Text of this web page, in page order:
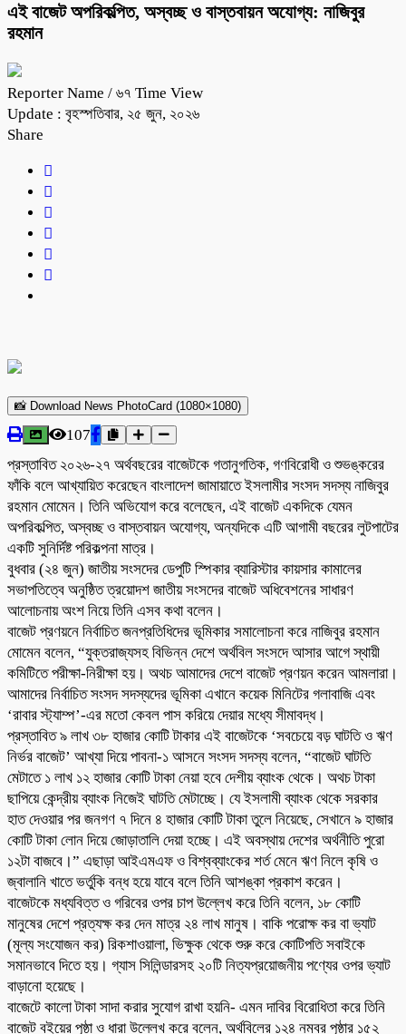
এই বাজেট অপরিকল্পিত, অস্বচ্ছ ও বাস্তবায়ন অযোগ্য: নাজিবুর
রহমান
Reporter Name / ৬৭ Time View
Update : বৃহস্পতিবার, ২৫ জুন, ২০২৬
Share
📸 Download News PhotoCard (1080×1080)
107
প্রস্তাবিত ২০২৬-২৭ অর্থবছরের বাজেটকে গতানুগতিক, গণবিরোধী ও শুভঙ্করের
ফাঁকি বলে আখ্যায়িত করেছেন বাংলাদেশ জামায়াতে ইসলামীর সংসদ সদস্য নাজিবুর
রহমান মোমেন। তিনি অভিযোগ করে বলেছেন, এই বাজেট একদিকে যেমন
অপরিকল্পিত, অস্বচ্ছ ও বাস্তবায়ন অযোগ্য, অন্যদিকে এটি আগামী বছরের লুটপাটের
একটি সুনির্দিষ্ট পরিকল্পনা মাত্র।
বুধবার (২৪ জুন) জাতীয় সংসদের ডেপুটি স্পিকার ব্যারিস্টার কায়সার কামালের
সভাপতিত্বে অনুষ্ঠিত ত্রয়োদশ জাতীয় সংসদের বাজেট অধিবেশনের সাধারণ
আলোচনায় অংশ নিয়ে তিনি এসব কথা বলেন।
বাজেট প্রণয়নে নির্বাচিত জনপ্রতিধিদের ভূমিকার সমালোচনা করে নাজিবুর রহমান
মোমেন বলেন, “যুক্তরাজ্যসহ বিভিন্ন দেশে অর্থবিল সংসদে আসার আগে স্থায়ী
কমিটিতে পরীক্ষা-নিরীক্ষা হয়। অথচ আমাদের দেশে বাজেট প্রণয়ন করেন আমলারা।
আমাদের নির্বাচিত সংসদ সদস্যদের ভূমিকা এখানে কয়েক মিনিটের গলাবাজি এবং
‘রাবার স্ট্যাম্প’-এর মতো কেবল পাস করিয়ে দেয়ার মধ্যে সীমাবদ্ধ।
প্রস্তাবিত ৯ লাখ ৩৮ হাজার কোটি টাকার এই বাজেটকে ‘সবচেয়ে বড় ঘাটতি ও ঋণ
নির্ভর বাজেট’ আখ্যা দিয়ে পাবনা-১ আসনে সংসদ সদস্য বলেন, “বাজেট ঘাটতি
মেটাতে ১ লাখ ১২ হাজার কোটি টাকা নেয়া হবে দেশীয় ব্যাংক থেকে। অথচ টাকা
ছাপিয়ে কেন্দ্রীয় ব্যাংক নিজেই ঘাটতি মেটাচ্ছে। যে ইসলামী ব্যাংক থেকে সরকার
হাত দেওয়ার পর জনগণ ৭ দিনে ৪ হাজার কোটি টাকা তুলে নিয়েছে, সেখানে ৯ হাজার
কোটি টাকা লোন দিয়ে জোড়াতালি দেয়া হচ্ছে। এই অবস্থায় দেশের অর্থনীতি পুরো
১২টা বাজবে।” এছাড়া আইএমএফ ও বিশ্বব্যাংকের শর্ত মেনে ঋণ নিলে কৃষি ও
জ্বালানি খাতে ভর্তুকি বন্ধ হয়ে যাবে বলে তিনি আশঙ্কা প্রকাশ করেন।
বাজেটকে মধ্যবিত্ত ও গরিবের ওপর চাপ উল্লেখ করে তিনি বলেন, ১৮ কোটি
মানুষের দেশে প্রত্যক্ষ কর দেন মাত্র ২৪ লাখ মানুষ। বাকি পরোক্ষ কর বা ভ্যাট
(মূল্য সংযোজন কর) রিকশাওয়ালা, ভিক্ষুক থেকে শুরু করে কোটিপতি সবাইকে
সমানভাবে দিতে হয়। গ্যাস সিলিন্ডারসহ ২০টি নিত্যপ্রয়োজনীয় পণ্যের ওপর ভ্যাট
বাড়ানো হয়েছে।
বাজেটে কালো টাকা সাদা করার সুযোগ রাখা হয়নি- এমন দাবির বিরোধিতা করে তিনি
বাজেট বইয়ের পৃষ্ঠা ও ধারা উল্লেখ করে বলেন, অর্থবিলের ১২৪ নম্বর পৃষ্ঠার ১৫২